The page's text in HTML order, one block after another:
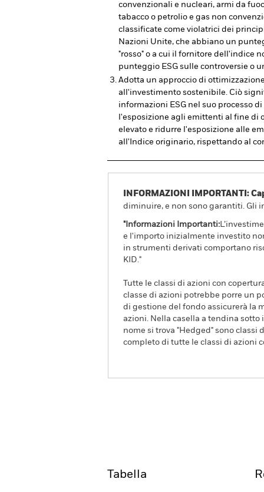
convenzionali e nucleari, armi da
tabacco o petrolio e gas non
classificate come violatrici dei
Nazioni Unite, che abbiano un
"rosso" o a cui il fornitore dell'indice
punteggio ESG sulle controversie o
Adotta un approccio di
all'investimento sostenibile. Ciò
informazioni ESG nel suo processo
l'esposizione agli emittenti al fine di
elevato e ridurre l'esposizione alle
all'Indice originario, rispettando al
INFORMAZIONI IMPORTANTI:
diminuire, e non sono garantiti. Gli
"Informazioni Importanti:
e l'importo inizialmente investito
in strumenti derivati comportano
KID."
Tutte le classi di azioni con
classe di azioni potrebbe porre un
di gestione del fondo assicurerà la
azioni. Nella casella a tendina
nome si trova "Hedged" sono
completo di tutte le classi di azioni
Tabella